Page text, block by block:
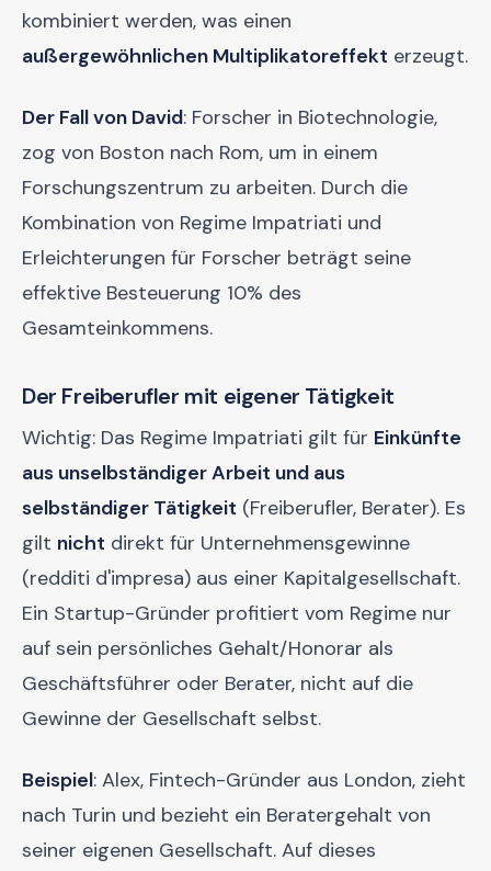
kombiniert werden, was einen
außergewöhnlichen Multiplikatoreffekt erzeugt.
Der Fall von David: Forscher in Biotechnologie,
zog von Boston nach Rom, um in einem
Forschungszentrum zu arbeiten. Durch die
Kombination von Regime Impatriati und
Erleichterungen für Forscher beträgt seine
effektive Besteuerung 10% des
Gesamteinkommens.
Der Freiberufler mit eigener Tätigkeit
Wichtig: Das Regime Impatriati gilt für Einkünfte
aus unselbständiger Arbeit und aus
selbständiger Tätigkeit (Freiberufler, Berater). Es
gilt nicht direkt für Unternehmensgewinne
(redditi d'impresa) aus einer Kapitalgesellschaft.
Ein Startup-Gründer profitiert vom Regime nur
auf sein persönliches Gehalt/Honorar als
Geschäftsführer oder Berater, nicht auf die
Gewinne der Gesellschaft selbst.
Beispiel: Alex, Fintech-Gründer aus London, zieht
nach Turin und bezieht ein Beratergehalt von
seiner eigenen Gesellschaft. Auf dieses